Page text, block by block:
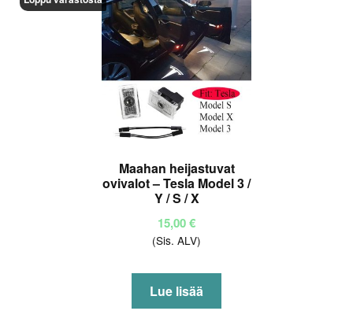
Maahan heijastuvat
ovivalot – Tesla Model 3 /
Y / S / X
15,00€
(Sis. ALV)
Lue lisää